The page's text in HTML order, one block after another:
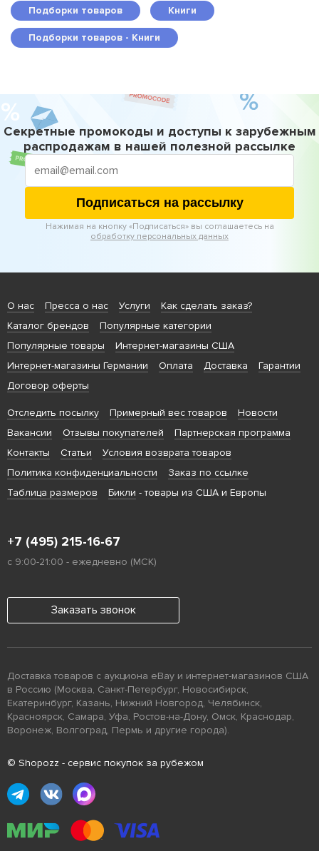
Подборки товаров Книги
Подборки товаров - Книги
Секретные промокоды и доступы к зарубежным
распродажам в нашей полезной рассылке
Подписаться на рассылку
Нажимая на кнопку «Подписаться» вы соглашаетесь на
обработку персональных данных
О нас Пресса о нас Услуги
Как сделать заказ?
Каталог брендов
Популярные категории
Популярные товары
Интернет-магазины США
Интернет-магазины Германии
Оплата Доставка
Гарантии
Договор оферты
Отследить посылку Примерный вес товаров
Новости
Вакансии
Отзывы покупателей
Партнерская программа
Контакты
Статьи
Условия возврата товаров
Политика конфиденциальности
Заказ по ссылке
Таблица размеров
Бикли - товары из США и Европы
+7 (495) 215-16-67
с 9:00-21:00 - ежедневно (МСК)
Заказать звонок
Доставка товаров с аукциона eBay и интернет-магазинов США
в Россию (Москва, Санкт-Петербург, Новосибирск,
Екатеринбург, Казань, Нижний Новгород, Челябинск,
Красноярск, Самара, Уфа, Ростов-на-Дону, Омск, Краснодар,
Воронеж, Волгоград, Пермь и другие города).
© Shopozz - сервис покупок за рубежом